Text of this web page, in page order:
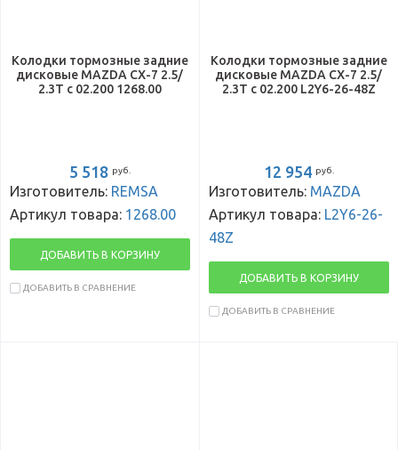
Колодки тормозные задние
дисковые MAZDA CX-7 2.5/
2.3T с 02.200 1268.00
5 518 руб.
Изготовитель: REMSA
Артикул товара: 1268.00
ДОБАВИТЬ В КОРЗИНУ
ДОБАВИТЬ В СРАВНЕНИЕ
Колодки тормозные задние
дисковые MAZDA CX-7 2.5/
2.3T с 02.200 L2Y6-26-48Z
12 954 руб.
Изготовитель: MAZDA
Артикул товара: L2Y6-26-
48Z
ДОБАВИТЬ В КОРЗИНУ
ДОБАВИТЬ В СРАВНЕНИЕ